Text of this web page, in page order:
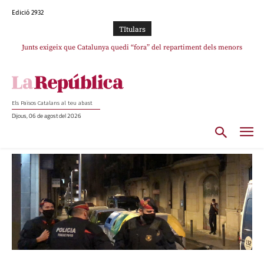
Edició 2932
TItulars
Junts exigeix que Catalunya quedi “fora” del repartiment dels menors
Els Països Catalans al teu abast
Dijous, 06 de agost del 2026